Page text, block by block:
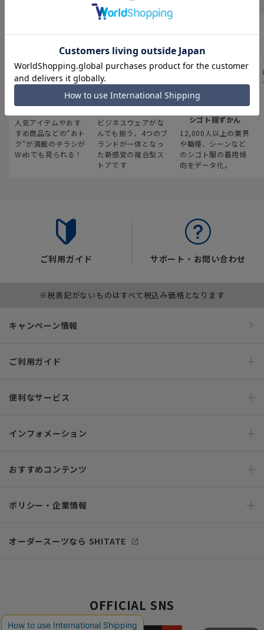
最新のお買い得情報
人気アイテムやおす
すめ商品などの“おト
ク“が満載のチラシが
Webでも見られる！
スーツスクエア
ビジネスウェアがな
んでも揃う、4つのブ
ランドが一体となっ
た新感覚の複合型ス
トアです
みんなの
シゴト服ずかん
12,000人以上の業界
や職種、シーンなど
のシゴト服の着用傾
向をデータ化。
ご利用ガイド サポート・お問い合わせ
※税表記がないものはすべて税込み価格となります
キャンペーン情報
ご利用ガイド
便利なサービス
インフォメーション
おすすめコンテンツ
ポリシー・企業情報
オーダースーツなら SHITATE
OFFICIAL SNS